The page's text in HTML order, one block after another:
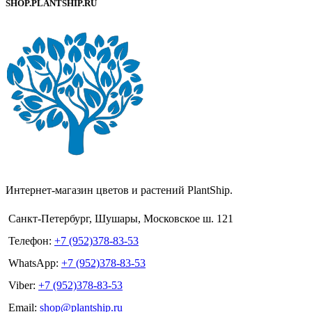
SHOP.PLANTSHIP.RU
Интернет-магазин цветов и растений PlantShip.
Санкт-Петербург, Шушары, Московское ш. 121
Телефон: +7 (952)378-83-53
WhatsApp: +7 (952)378-83-53
Viber: +7 (952)378-83-53
Email: shop@plantship.ru